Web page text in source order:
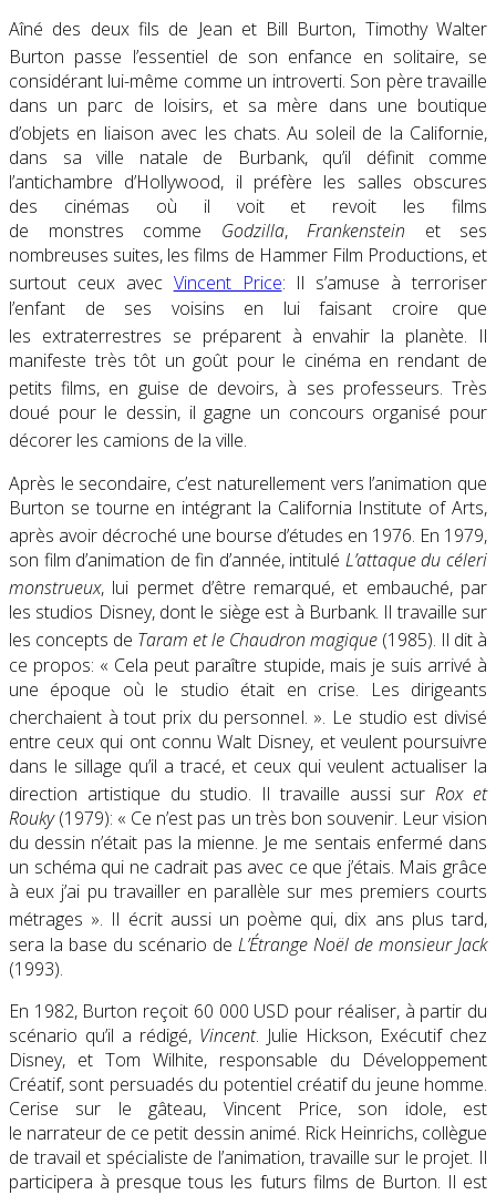
Aîné des deux fils de Jean et Bill Burton, Timothy Walter
Burton passe l’essentiel de son enfance en solitaire, se
considérant lui-même comme un introverti. Son père travaille
dans un parc de loisirs, et sa mère dans une boutique
d’objets en liaison avec les chats. Au soleil de la Californie,
dans sa ville natale de Burbank, qu’il définit comme
l’antichambre d’Hollywood, il préfère les salles obscures
des cinémas où il voit et revoit les films
de monstres comme Godzilla, Frankenstein et ses
nombreuses suites, les films de Hammer Film Productions, et
surtout ceux avec Vincent Price: Il s’amuse à terroriser
l’enfant de ses voisins en lui faisant croire que
les extraterrestres se préparent à envahir la planète. Il
manifeste très tôt un goût pour le cinéma en rendant de
petits films, en guise de devoirs, à ses professeurs. Très
doué pour le dessin, il gagne un concours organisé pour
décorer les camions de la ville.
Après le secondaire, c’est naturellement vers l’animation que
Burton se tourne en intégrant la California Institute of Arts,
après avoir décroché une bourse d’études en 1976. En 1979,
son film d’animation de fin d’année, intitulé L’attaque du céleri
monstrueux, lui permet d’être remarqué, et embauché, par
les studios Disney, dont le siège est à Burbank. Il travaille sur
les concepts de Taram et le Chaudron magique (1985). Il dit à
ce propos: « Cela peut paraître stupide, mais je suis arrivé à
une époque où le studio était en crise. Les dirigeants
cherchaient à tout prix du personnel. ». Le studio est divisé
entre ceux qui ont connu Walt Disney, et veulent poursuivre
dans le sillage qu’il a tracé, et ceux qui veulent actualiser la
direction artistique du studio. Il travaille aussi surRox et
Rouky(1979): « Ce n’est pas un très bon souvenir. Leur vision
du dessin n’était pas la mienne. Je me sentais enfermé dans
un schéma qui ne cadrait pas avec ce que j’étais. Mais grâce
à eux j’ai pu travailler en parallèle sur mes premiers courts
métrages ». Il écrit aussi un poème qui, dix ans plus tard,
sera la base du scénario de L’Étrange Noël de monsieur Jack
(1993).
En 1982, Burton reçoit 60 000 USD pour réaliser, à partir du
scénario qu’il a rédigé, Vincent. Julie Hickson, Exécutif chez
Disney, et Tom Wilhite, responsable du Développement
Créatif, sont persuadés du potentiel créatif du jeune homme.
Cerise sur le gâteau, Vincent Price, son idole, est
le narrateur de ce petit dessin animé. Rick Heinrichs, collègue
de travail et spécialiste de l’animation, travaille sur le projet. Il
participera à presque tous les futurs films de Burton. Il est